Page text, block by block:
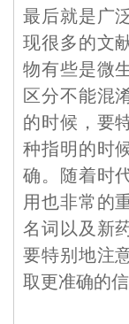
最后就是广
现很多的文
物有些是微
区分不能混
的时候，要
种指明的时
确。随着时
用也非常的
名词以及新
要特别地注
取更准确的信